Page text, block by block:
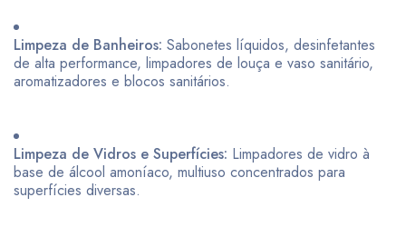
Limpeza de Banheiros: Sabonetes líquidos, desinfetantes
de alta performance, limpadores de louça e vaso sanitário,
aromatizadores e blocos sanitários.
Limpeza de Vidros e Superfícies: Limpadores de vidro à
base de álcool amoníaco, multiuso concentrados para
superfícies diversas.